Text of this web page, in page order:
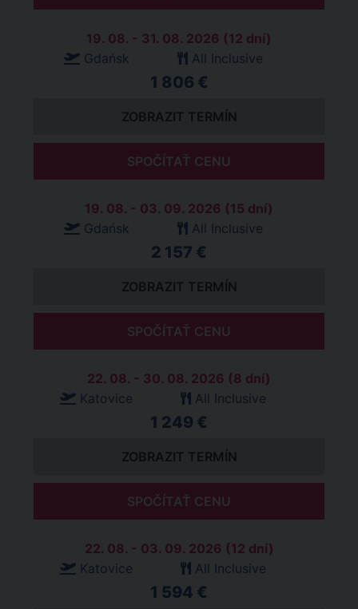
19. 08. - 31. 08. 2026 (12 dní)
Gdańsk
All Inclusive
1 806 €
ZOBRAZIT TERMÍN
SPOČÍTAŤ CENU
19. 08. - 03. 09. 2026 (15 dní)
Gdańsk
All Inclusive
2 157 €
ZOBRAZIT TERMÍN
SPOČÍTAŤ CENU
22. 08. - 30. 08. 2026 (8 dní)
Katovice
All Inclusive
1 249 €
ZOBRAZIT TERMÍN
SPOČÍTAŤ CENU
22. 08. - 03. 09. 2026 (12 dní)
Katovice
All Inclusive
1 594 €